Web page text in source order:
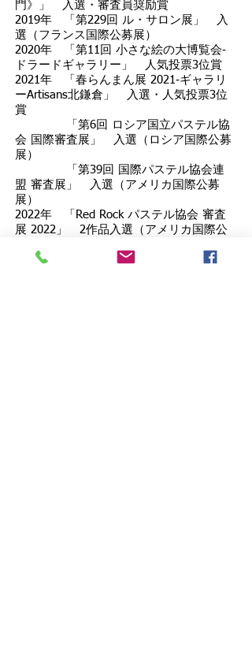
門》」 入選・審査員奨励賞
2019年 「第229回 ル・サロン展」 入
選（フランス国際公募展）
2020年 「第11回 小さな絵の大博覧会‐
ドラードギャラリー」 人気投票3位賞
2021年 「春らんまん展 2021‐ギャラリ
ーArtisans北鎌倉」 入選・人気投票3位
賞
「第6回 ロシア国立パステル協
会 国際審査展」 入選（ロシア国際公募
展）
「第39回 国際パステル協会連
盟 審査展」 入選（アメリカ国際公募
展）
2022年 「Red Rock パステル協会 審査
展 2022」 2作品入選（アメリカ国際公
「第6回 Pure Color パステル画